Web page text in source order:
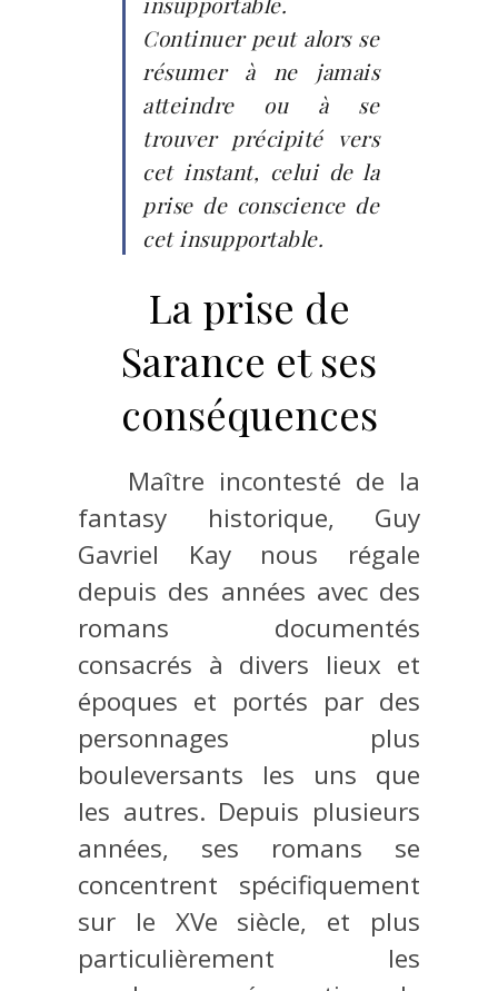
Continuer peut alors se
résumer à ne jamais
atteindre ou à se
trouver précipité vers
cet instant, celui de la
prise de conscience de
cet insupportable.
La prise de
Sarance et ses
conséquences
Maître incontesté de la
fantasy historique, Guy
Gavriel Kay nous régale
depuis des années avec des
romans documentés
consacrés à divers lieux et
époques et portés par des
personnages plus
bouleversants les uns que
les autres. Depuis plusieurs
années, ses romans se
concentrent spécifiquement
sur le XVe siècle, et plus
particulièrement les